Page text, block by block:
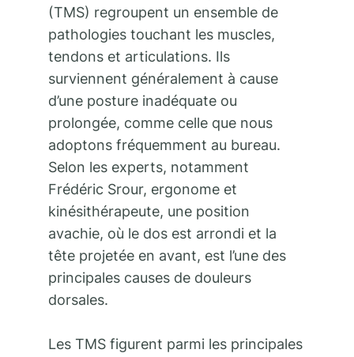
(TMS) regroupent un ensemble de
pathologies touchant les muscles,
tendons et articulations. Ils
surviennent généralement à cause
d’une posture inadéquate ou
prolongée, comme celle que nous
adoptons fréquemment au bureau.
Selon les experts, notamment
Frédéric Srour, ergonome et
kinésithérapeute, une position
avachie, où le dos est arrondi et la
tête projetée en avant, est l’une des
principales causes de douleurs
dorsales.
Les TMS figurent parmi les principales